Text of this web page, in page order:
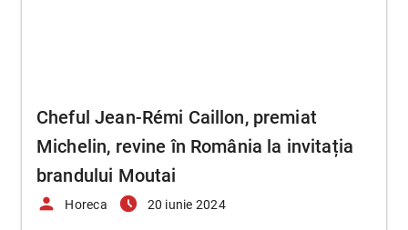
Cheful Jean-Rémi Caillon, premiat
Michelin, revine în România la invitația
brandului Moutai
person Horeca access_time_filled 20 iunie 2024